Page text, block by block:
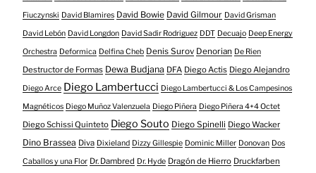
Fiuczynski David Blamires David Bowie David Gilmour David Grisman
David Lebón David Longdon David Sadir Rodriguez DDT Decuajo Deep Energy
Orchestra Deformica Delfina Cheb Denis Surov Denorian De Rien
Destructor de Formas Dewa Budjana DFA Diego Actis Diego Alejandro
Diego Arce Diego Lambertucci Diego Lambertucci & Los Campesinos
Magnéticos Diego Muñoz Valenzuela Diego Piñera Diego Piñera 4+4 Octet
Diego Schissi Quinteto Diego Souto Diego Spinelli Diego Wacker
Dino Brassea Diva Dixieland Dizzy Gillespie Dominic Miller Donovan Dos
Caballos y una Flor Dr. Dambred Dr. Hyde Dragón de Hierro Druckfarben